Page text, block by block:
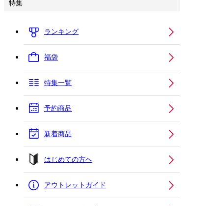
特集
ランキング
福袋
特集一覧
予約商品
新着商品
はじめての方へ
アウトレットガイド